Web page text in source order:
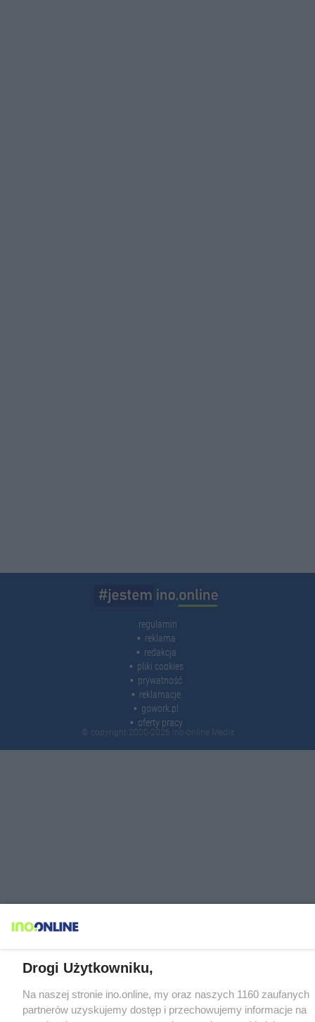
regulamin
reklama
redakcja
pliki cookies
prywatność
reklamacje
gowork.pl
oferty pracy
© copyright 2000-2026 Ino-online Media
Drogi Użytkowniku,
Na naszej stronie ino.online, my oraz naszych 1160 zaufanych
partnerów uzyskujemy dostęp i przechowujemy informacje na